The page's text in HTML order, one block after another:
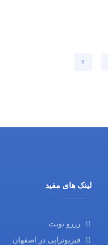
لینک های مفید
رزرو نوبت
فیزیوتراپی در اصفهان